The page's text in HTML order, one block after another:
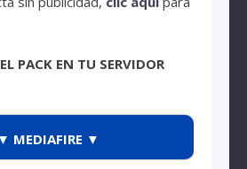
PACK EN TU SERVIDOR
▼ MEDIAFIRE ▼